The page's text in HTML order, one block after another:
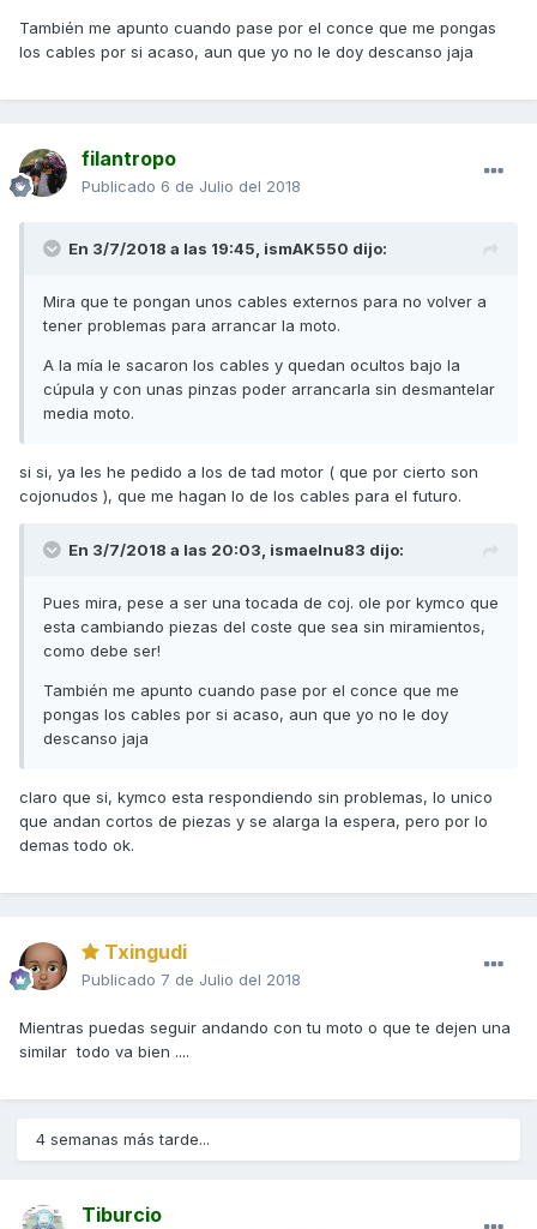
También me apunto cuando pase por el conce que me pongas
los cables por si acaso, aun que yo no le doy descanso jaja
filantropo
Publicado 6 de Julio del 2018
En 3/7/2018 a las 19:45, ismAK550 dijo:
Mira que te pongan unos cables externos para no volver a
tener problemas para arrancar la moto.
A la mía le sacaron los cables y quedan ocultos bajo la
cúpula y con unas pinzas poder arrancarla sin desmantelar
media moto.
si si, ya les he pedido a los de tad motor ( que por cierto son
cojonudos ), que me hagan lo de los cables para el futuro.
En 3/7/2018 a las 20:03, ismaelnu83 dijo:
Pues mira, pese a ser una tocada de coj. ole por kymco que
esta cambiando piezas del coste que sea sin miramientos,
como debe ser!
También me apunto cuando pase por el conce que me
pongas los cables por si acaso, aun que yo no le doy
descanso jaja
claro que si, kymco esta respondiendo sin problemas, lo unico
que andan cortos de piezas y se alarga la espera, pero por lo
demas todo ok.
Txingudi
Publicado 7 de Julio del 2018
Mientras puedas seguir andando con tu moto o que te dejen una
similar todo va bien ....
4 semanas más tarde...
Tiburcio